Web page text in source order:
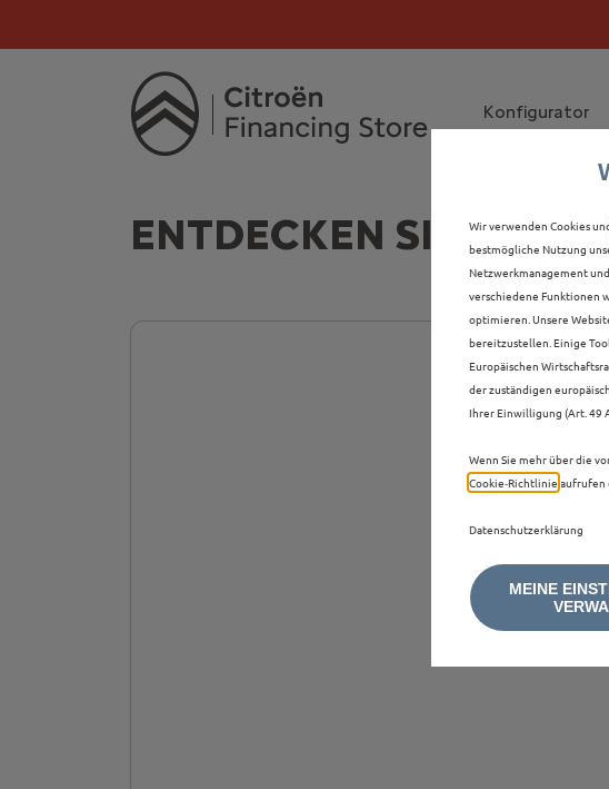
Konfigurator
ENTDECKEN SIE ALLE
Wir verwenden Cookies
bestmögliche Nutzung
Netzwerkmanagement
verschiedene Funktionen
optimieren. Unsere
bereitzustellen. Einige
Europäischen
der zuständigen
Ihrer Einwilligung (Art. 49
Wenn Sie mehr über die
Cookie‑Richtlinie aufrufen
Datenschutzerklärung
MEINE EINSTELLUNGEN